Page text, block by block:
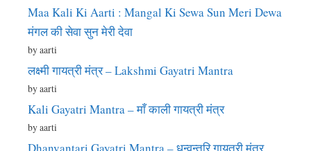
Maa Kali Ki Aarti : Mangal Ki Sewa Sun Meri Dewa
मंगल की सेवा सुन मेरी देवा
by aarti
लक्ष्मी गायत्री मंत्र – Lakshmi Gayatri Mantra
by aarti
Kali Gayatri Mantra – माँ काली गायत्री मंत्र
by aarti